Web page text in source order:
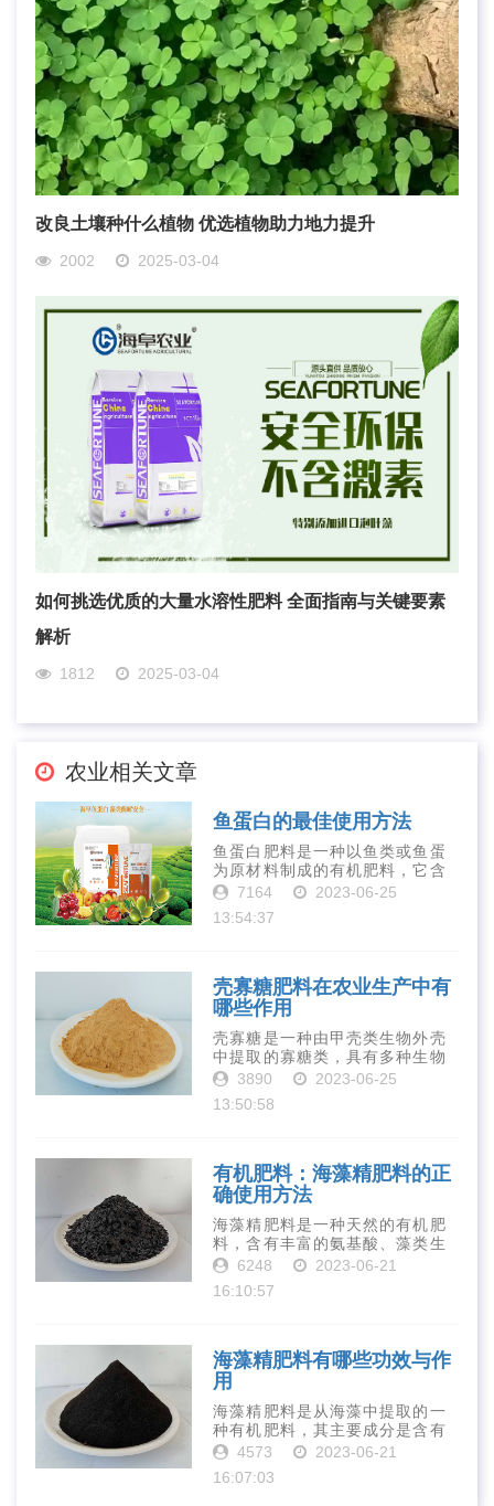
改良土壤种什么植物 优选植物助力地力提升
2002 2025-03-04
如何挑选优质的大量水溶性肥料 全面指南与关键要素
解析
1812 2025-03-04
农业相关文章
鱼蛋白的最佳使用方法
鱼蛋白肥料是一种以鱼类或鱼蛋
为原材料制成的有机肥料，它含
有丰富的营养物质，如氮、磷、
钾、钙、镁等元素以及多种微量
元素和植物生长因子。这些营养
7164
2023-06-25
13:54:37
壳寡糖肥料在农业生产中有
哪些作用
壳寡糖是一种由甲壳类生物外壳
中提取的寡糖类，具有多种生物
活性和营养价值。在农业生产
中，壳寡糖也有许多作用，特别
是作为一种新型的有机肥料，壳
3890
2023-06-25
13:50:58
有机肥料：海藻精肥料的正
确使用方法
海藻精肥料是一种天然的有机肥
料，含有丰富的氨基酸、藻类生
长素、维生素、微量元素、蛋白
质等营养物质，可以提高土壤肥
力、促进植物生长、增强植物抗
6248
2023-06-21
16:10:57
海藻精肥料有哪些功效与作
用
海藻精肥料是从海藻中提取的一
种有机肥料，其主要成分是含有
丰富的微量元素、植物生长素、
植物激素等植物营养物质。它具
有增强作物生长、促进植物根系
4573
2023-06-21
16:07:03